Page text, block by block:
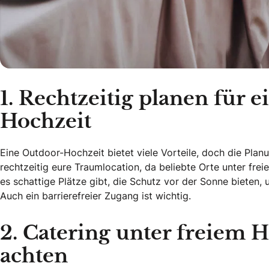
1. Rechtzeitig planen für
Hochzeit
Eine Outdoor-Hochzeit bietet viele Vorteile, doch die
rechtzeitig eure Traumlocation, da beliebte Orte unter
es schattige Plätze gibt, die Schutz vor der Sonne
Auch ein barrierefreier Zugang ist wichtig.
2. Catering unter freiem
achten